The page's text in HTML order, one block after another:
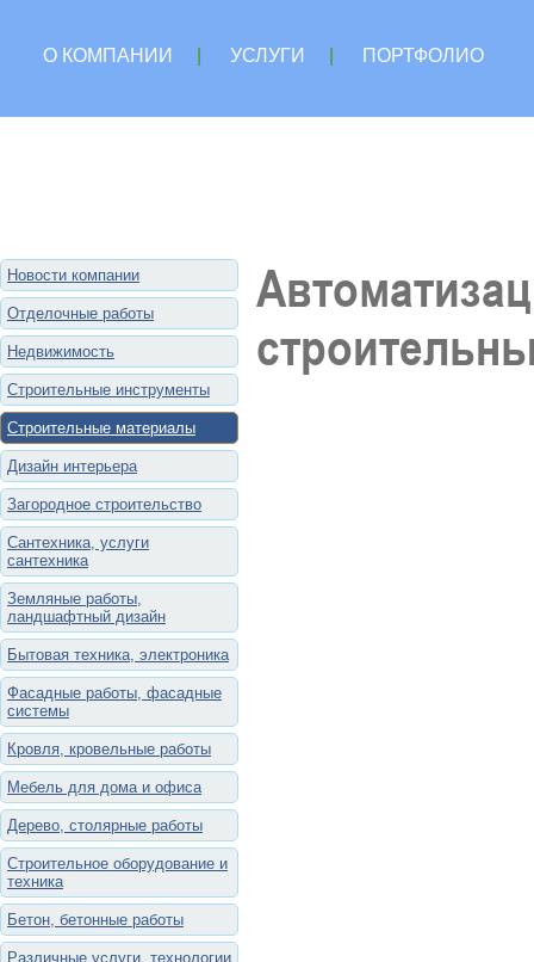
О КОМПАНИИ УСЛУГИ
ПОРТФОЛИО
Новости компании
Отделочные работы
Недвижимость
Строительные инструменты
Строительные материалы
Дизайн интерьера
Загородное строительство
Сантехника, услуги
сантехника
Земляные работы,
ландшафтный дизайн
Бытовая техника, электроника
Фасадные работы, фасадные
системы
Кровля, кровельные работы
Мебель для дома и офиса
Дерево, столярные работы
Строительное оборудование и
техника
Бетон, бетонные работы
Различные услуги, технологии